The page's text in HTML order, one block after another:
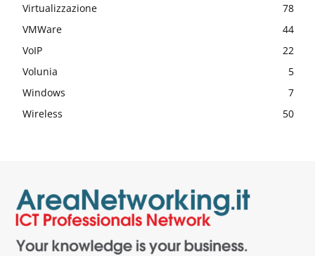
Virtualizzazione
78
VMWare
44
VoIP
22
Volunia
5
Windows
7
Wireless
50